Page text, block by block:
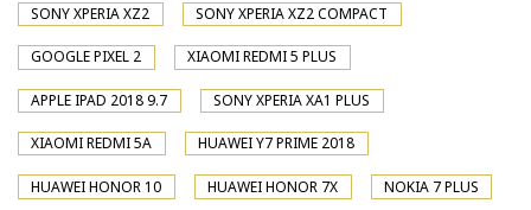
SONY XPERIA XZ2 SONY XPERIA XZ2 COMPACT
GOOGLE PIXEL 2 XIAOMI REDMI 5 PLUS
APPLE IPAD 2018 9.7 SONY XPERIA XA1 PLUS
XIAOMI REDMI 5A HUAWEI Y7 PRIME 2018
HUAWEI HONOR 10 HUAWEI HONOR 7X NOKIA 7 PLUS